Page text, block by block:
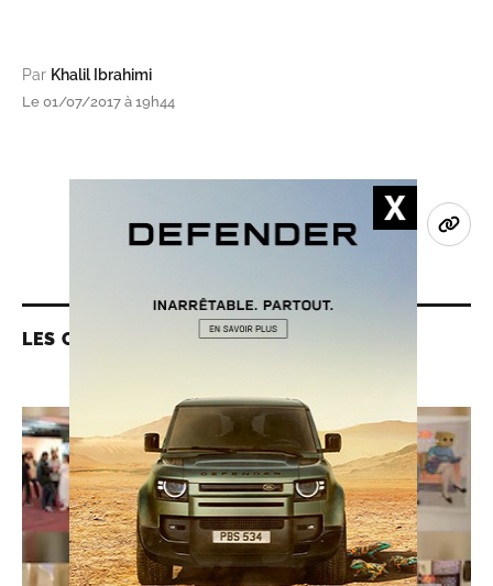
Par Khalil Ibrahimi
Le 01/07/2017 à 19h44
LES CONTENUS LIÉS